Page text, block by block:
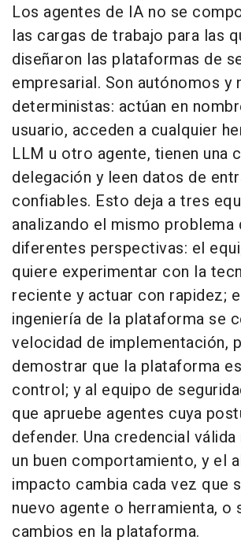
Los agentes de IA no se
las cargas de trabajo para las
diseñaron las plataformas de
empresarial. Son autónomos y
deterministas: actúan en
usuario, acceden a cualquier
LLM u otro agente, tienen una
delegación y leen datos de
confiables. Esto deja a tres
analizando el mismo problema
diferentes perspectivas: el
quiere experimentar con la
reciente y actuar con rapidez;
ingeniería de la plataforma se
velocidad de implementación,
demostrar que la plataforma
control; y al equipo de
que apruebe agentes cuya
defender. Una credencial
un buen comportamiento, y el
impacto cambia cada vez que
nuevo agente o herramienta, o
cambios en la plataforma.